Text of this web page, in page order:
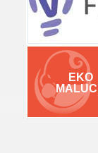
EKO